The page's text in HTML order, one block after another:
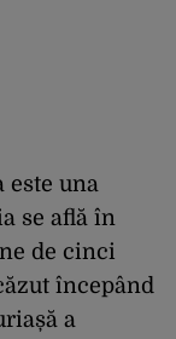
este una
se află în
de cinci
începând
a